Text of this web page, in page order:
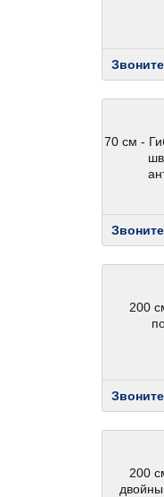
Звоните
70 см -
Звоните
200
Звоните
200